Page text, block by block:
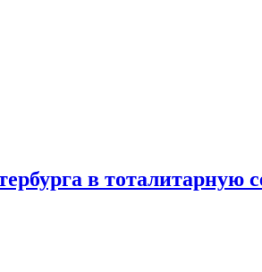
в тоталитарную